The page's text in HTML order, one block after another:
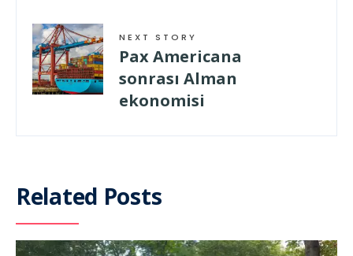
NEXT STORY
Pax Americana
sonrası Alman
ekonomisi
Related Posts